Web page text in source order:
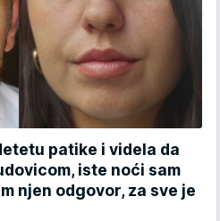
patike i videla da
iste noći sam
njen odgovor, za sve je